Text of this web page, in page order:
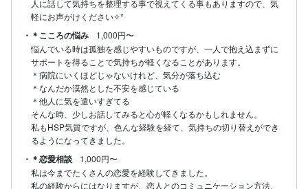
人に話して気持ちを整理する事で視えてくる事もありますので、気
軽にお声がけください✧*
・＊こころの悩み
1,000円〜
悩んでいる時は孤独を感じやすいものですが、一人で抱え込まずに
サポートを得ることで気持ちが軽くなることがあります。
＊病院にいくほどじゃないけれど、気分が落ち込む
＊なんだか漠然とした不安を感じている
＊他人に気を遣いすぎてる
そんな時、少しお話してみると心が軽くなるかもしれません。
私もHSP気質ですが、色んな経験を経て、気持ちの切り替えができ
・＊恋愛相談
1,000円〜
私は今までたくさんの恋愛を経験してきました。
私の経験からにはなりますが、恋人とのコミュニケーション方法、